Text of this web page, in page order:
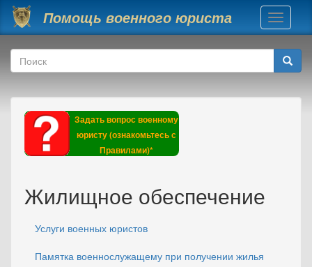
Перейти к основному содержанию
Помощь военного юриста
Toggle
Форма поиска
Поиск
Задать вопрос военному
юристу (ознакомьтесь с
Правилами)*
Жилищное обеспечение
Услуги военных юристов
Памятка военнослужащему при получении жилья